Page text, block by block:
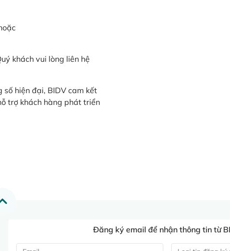
khách vui lòng liên hệ
hiện đại, BIDV cam kết
trợ khách hàng phát triển
Đăng ký email để nhận thông tin từ